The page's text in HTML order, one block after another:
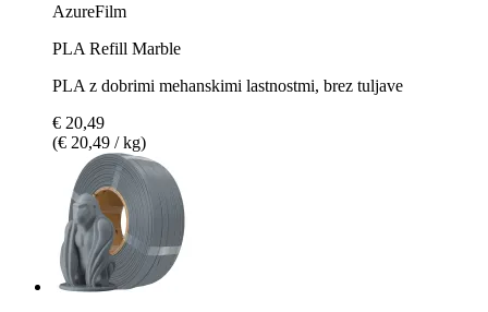
AzureFilm
PLA Refill Marble
PLA z dobrimi mehanskimi lastnostmi, brez tuljave
€ 20,49
(€ 20,49 / kg)